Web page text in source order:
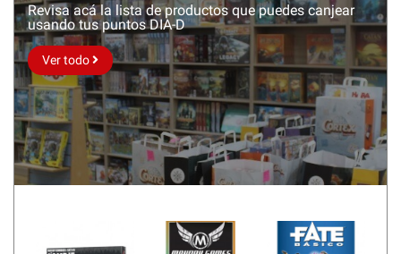
Revisa acá la lista de productos que puedes canjear
usando tus puntos DIA-D
Ver todo